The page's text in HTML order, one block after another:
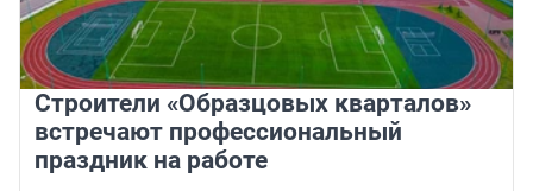
Строители «Образцовых кварталов»
встречают профессиональный
праздник на работе